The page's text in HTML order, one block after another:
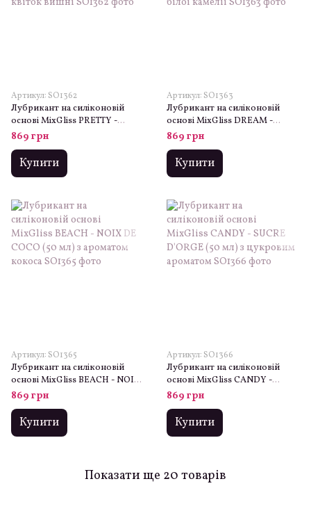
Артикул: SO1362
Лубрикант на силіконовій
основі MixGliss PRETTY -
FLEUR CERISIER (50 мл) з
ароматом квіток вишні
869 грн
Купити
Артикул: SO1363
Лубрикант на силіконовій
основі MixGliss DREAM -
CAMELIA BLANC (50 мл) з
ароматом білої камелії
869 грн
Купити
Артикул: SO1365
Лубрикант на силіконовій
основі MixGliss BEACH - NOIX
DE COCO (50 мл) з ароматом
кокоса
869 грн
Купити
Артикул: SO1366
Лубрикант на силіконовій
основі MixGliss CANDY -
SUCRE D'ORGE (50 мл) з
цукровим ароматом
869 грн
Купити
Показати ще 20 товарів